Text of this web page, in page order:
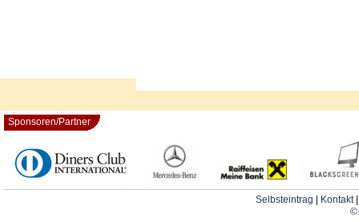
Sponsoren/Partner
Selbsteintrag Kontakt
©